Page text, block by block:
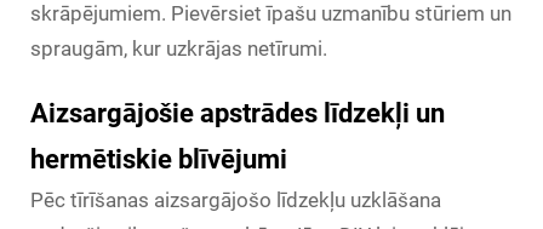
skrāpējumiem. Pievērsiet īpašu uzmanību stūriem un
spraugām, kur uzkrājas netīrumi.
Aizsargājošie apstrādes līdzekļi un
hermētiskie blīvējumi
Pēc tīrīšanas aizsargājošo līdzekļu uzklāšana